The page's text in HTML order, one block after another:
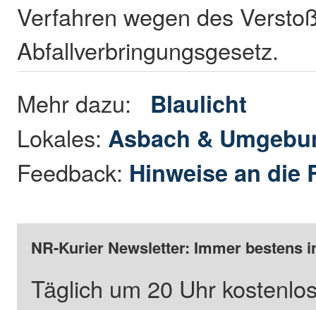
Verfahren wegen des
Abfallverbringungsgesetz.
Mehr dazu: Blaulicht
Lokales: Asbach &
Feedback: Hinweise an die
NR-Kurier Newsletter: Immer bestens
Täglich um 20 Uhr